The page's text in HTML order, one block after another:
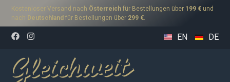
Kostenloser Versand nach Österreich für Bestellungen über 199 € und
nach Deutschland für Bestellungen über 299 €.
EN DE